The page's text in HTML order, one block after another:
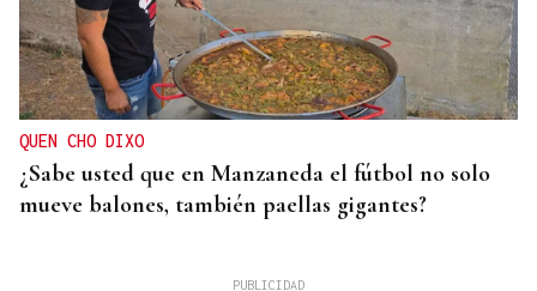
QUEN CHO DIXO
¿Sabe usted que en Manzaneda el fútbol no solo
mueve balones, también paellas gigantes?